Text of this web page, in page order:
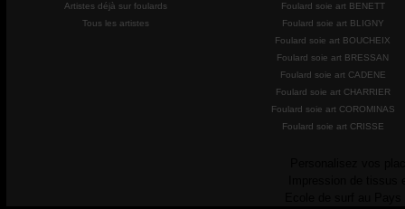
Artistes déjà sur foulards
Tous les artistes
Foulard soie art BENETT
Foulard soie art BLIGNY
Foulard soie art BOUCHEIX
Foulard soie art BRESSAN
Foulard soie art CADENE
Foulard soie art CHARRIER
Foulard soie art COROMINAS
Foulard soie art CRISSE